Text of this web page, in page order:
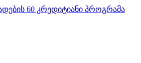
60 კრედიტიანი პროგრამა